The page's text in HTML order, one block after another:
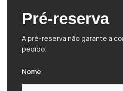
Pré-reserva
A pré-reserva não garante a
pedido.
Nome